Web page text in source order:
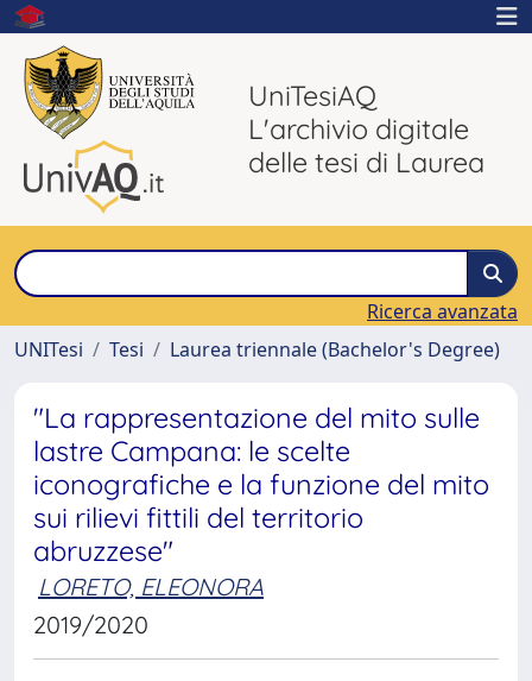
UniTesiAQ
L'archivio digitale
delle tesi di Laurea
Ricerca avanzata
UNITesi
Tesi Laurea triennale (Bachelor's Degree)
"La rappresentazione del mito sulle
lastre Campana: le scelte
iconografiche e la funzione del mito
sui rilievi fittili del territorio
abruzzese"
LORETO, ELEONORA
2019/2020